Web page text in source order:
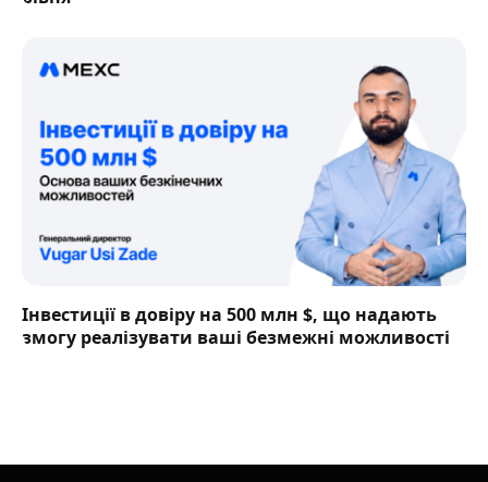
Інвестиції в довіру на 500 млн $, що надають
змогу реалізувати ваші безмежні можливості